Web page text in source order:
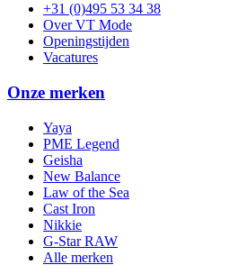
+31 (0)495 53 34 38
Over VT Mode
Openingstijden
Vacatures
Onze merken
Yaya
PME Legend
Geisha
New Balance
Law of the Sea
Cast Iron
Nikkie
G-Star RAW
Alle merken